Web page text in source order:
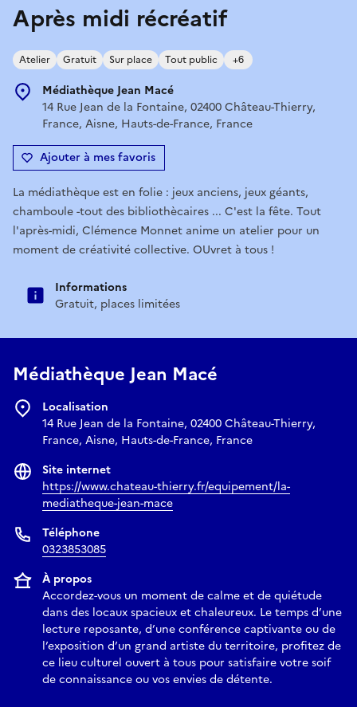
Après midi récréatif
Atelier Gratuit Sur place Tout public +6
Médiathèque Jean Macé
14 Rue Jean de la Fontaine, 02400 Château-Thierry,
France, Aisne, Hauts-de-France, France
Ajouter à mes favoris
La médiathèque est en folie : jeux anciens, jeux géants,
chamboule -tout des bibliothècaires ... C'est la fête. Tout
l'après-midi, Clémence Monnet anime un atelier pour un
moment de créativité collective. OUvret à tous !
Informations
Gratuit, places limitées
Médiathèque Jean Macé
Localisation
14 Rue Jean de la Fontaine, 02400 Château-Thierry,
France, Aisne, Hauts-de-France, France
Site internet
https://www.chateau-thierry.fr/equipement/la-
mediatheque-jean-mace
Téléphone
0323853085
À propos
Accordez-vous un moment de calme et de quiétude
dans des locaux spacieux et chaleureux. Le temps d’une
lecture reposante, d’une conférence captivante ou de
l’exposition d’un grand artiste du territoire, profitez de
ce lieu culturel ouvert à tous pour satisfaire votre soif
de connaissance ou vos envies de détente.